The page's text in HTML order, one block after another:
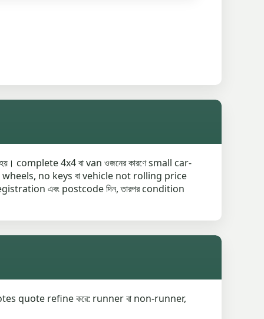
4x4 বা van ওজনের কারণে small car-
wheels, no keys বা vehicle not rolling price
এবং postcode দিন, তারপর condition
quote refine করে: runner বা non-runner,